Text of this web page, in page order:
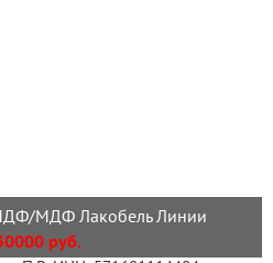
МДФ Лакобель Линии
руб.